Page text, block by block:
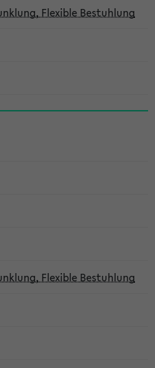
Flexible Bestuhlung
Flexible Bestuhlung